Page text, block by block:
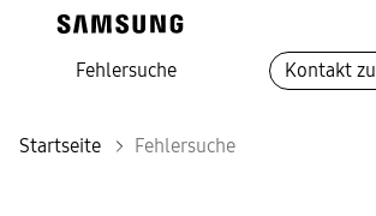
Fehlersuche Kontakt
Startseite Fehlersuche